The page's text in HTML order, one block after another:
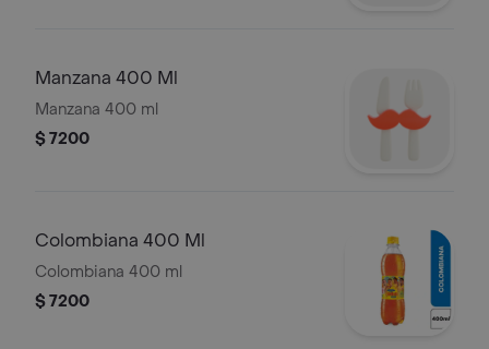
Manzana 400 Ml
Manzana 400 ml
$ 7200
Colombiana 400 Ml
Colombiana 400 ml
$ 7200